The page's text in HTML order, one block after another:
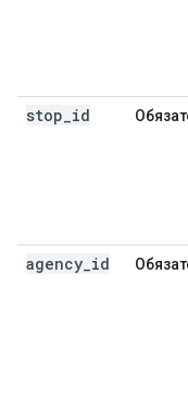
stop id
agency id